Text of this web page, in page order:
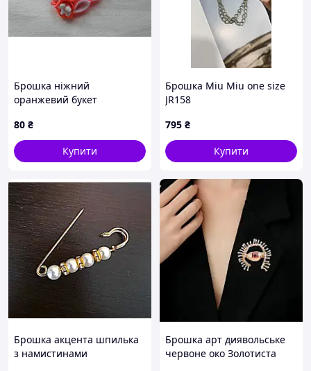
Брошка ніжний
оранжевий букет
80 ₴
Купити
Брошка Miu Miu one size
JR158
795 ₴
Купити
Брошка акцента шпилька
з намистинами
Брошка арт диявольське
червоне око Золотиста